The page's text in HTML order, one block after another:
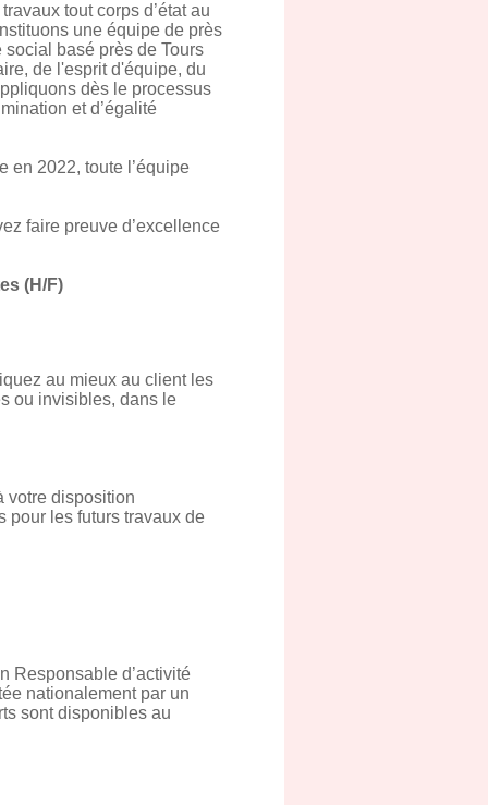
tout corps d’état au
une équipe de près
basé près de Tours
de l'esprit d'équipe, du
dès le processus
et d’égalité
en 2022, toute l’équipe
faire preuve d’excellence
(H/F)
au mieux au client les
ou invisibles, dans le
votre disposition
pour les futurs travaux de
Responsable d’activité
nationalement par un
sont disponibles au